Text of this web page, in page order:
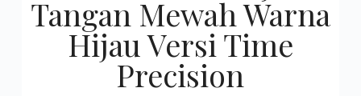
Tangan Mewah Warna
Hijau Versi Time
Precision